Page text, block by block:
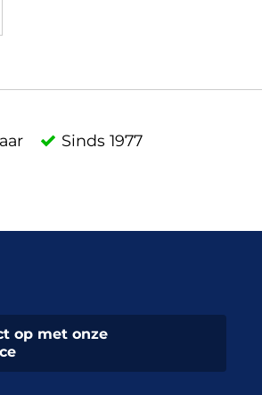
Sinds 1977
op met onze